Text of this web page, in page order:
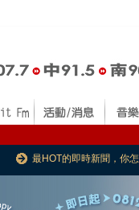
最HOT的即時新聞，你